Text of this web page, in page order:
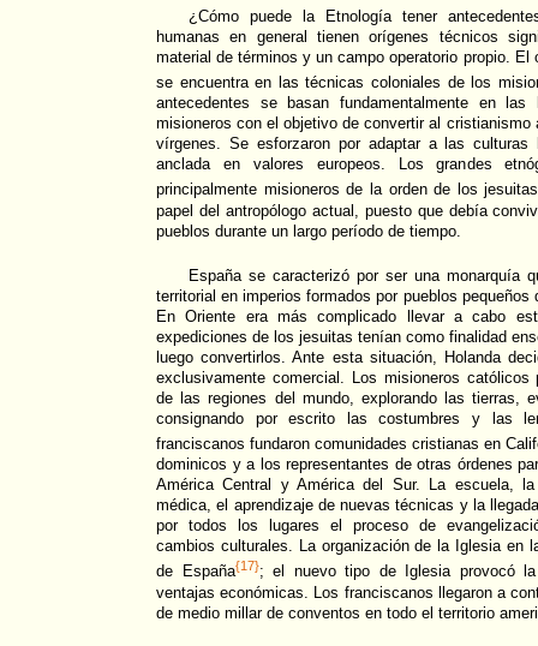
¿Cómo puede la Etnología tener
humanas en general tienen orígenes técnicos
material de términos y un campo operatorio propio. El
se encuentra en las técnicas coloniales de los
antecedentes se basan fundamentalmente en
misioneros con el objetivo de convertir al cristianismo
vírgenes. Se esforzaron por adaptar a las culturas
anclada en valores europeos. Los grandes
principalmente misioneros de la orden de los jesuitas
papel del antropólogo actual, puesto que debía
pueblos durante un largo período de tiempo.
España se caracterizó por ser una monarquía
territorial en imperios formados por pueblos
En Oriente era más complicado llevar a cabo
expediciones de los jesuitas tenían como finalidad
luego convertirlos. Ante esta situación, Holanda
exclusivamente comercial. Los misioneros católicos
de las regiones del mundo, explorando las tierras,
consignando por escrito las costumbres y las
franciscanos fundaron comunidades cristianas en
dominicos y a los representantes de otras órdenes
América Central y América del Sur. La escuela,
médica, el aprendizaje de nuevas técnicas y la
por todos los lugares el proceso de
cambios culturales. La organización de la Iglesia en
de España{17}; el nuevo tipo de Iglesia provocó
ventajas económicas. Los franciscanos llegaron a
de medio millar de conventos en todo el territorio